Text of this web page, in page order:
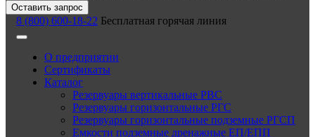
Оставить запрос
8 (800) 600-18-22 Бесплатная горячая линия
О предприятии
Сертификаты
Каталог
Резервуары вертикальные РВС
Резервуары горизонтальные РГС
Резервуары горизонтальные подземные РГСП
Емкости подземные дренажные ЕП/ЕПП